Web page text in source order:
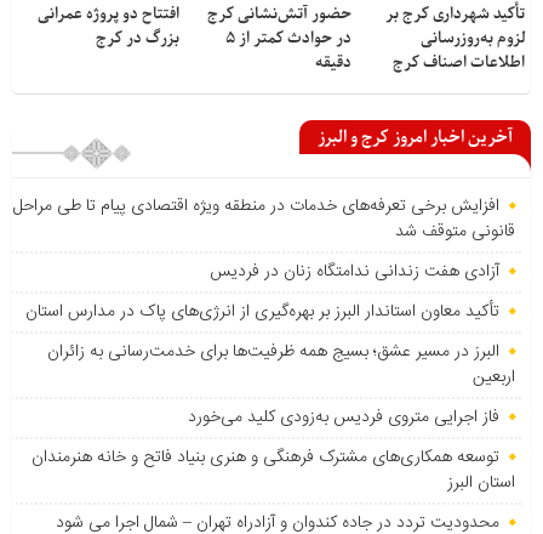
تأکید شهرداری کرج بر
لزوم به‌روزرسانی
اطلاعات اصناف کرج
حضور آتش‌نشانی کرج
در حوادث کمتر از ۵
دقیقه
افتتاح دو پروژه عمرانی
بزرگ در کرج
آخرین اخبار امروز کرج و البرز
افزایش برخی تعرفه‌های خدمات در منطقه ویژه اقتصادی پیام تا طی مراحل
قانونی متوقف شد
آزادی هفت زندانی ندامتگاه زنان در فردیس
تأکید معاون استاندار البرز بر بهره‌گیری از انرژی‌های پاک در مدارس استان
البرز در مسیر عشق؛ بسیج همه ظرفیت‌ها برای خدمت‌رسانی به زائران
اربعین
فاز اجرایی متروی فردیس به‌زودی کلید می‌خورد
توسعه همکاری‌های مشترک فرهنگی و هنری بنیاد فاتح و خانه هنرمندان
استان البرز
محدودیت تردد در جاده کندوان و آزادراه تهران – شمال اجرا می شود